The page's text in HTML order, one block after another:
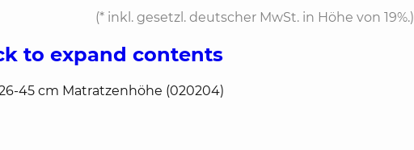
(* inkl. gesetzl. deutscher MwSt. in Höhe von 19%.)
to expand contents
45 cm Matratzenhöhe (020204)